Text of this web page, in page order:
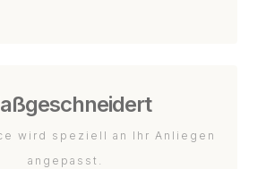
wird speziell an Ihr Anliegen
angepasst.